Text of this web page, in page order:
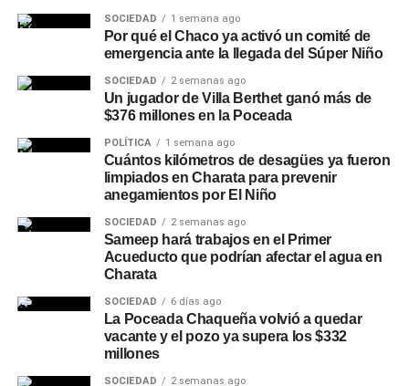
SOCIEDAD 1 semana ago
Por qué el Chaco ya activó un comité de
emergencia ante la llegada del Súper Niño
SOCIEDAD 2 semanas ago
Un jugador de Villa Berthet ganó más de
$376 millones en la Poceada
POLÍTICA 1 semana ago
Cuántos kilómetros de desagües ya fueron
limpiados en Charata para prevenir
anegamientos por El Niño
SOCIEDAD 2 semanas ago
Sameep hará trabajos en el Primer
Acueducto que podrían afectar el agua en
Charata
SOCIEDAD 6 días ago
La Poceada Chaqueña volvió a quedar
vacante y el pozo ya supera los $332
millones
SOCIEDAD 2 semanas ago